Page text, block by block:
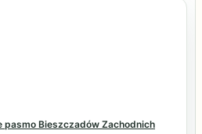
pasmo Bieszczadów Zachodnich